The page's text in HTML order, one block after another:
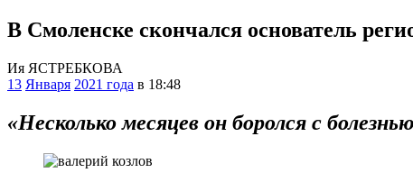
В Смоленске скончался основатель
Ия ЯСТРЕБКОВА
13 Января 2021 года в 18:48
«Несколько месяцев он боролся с